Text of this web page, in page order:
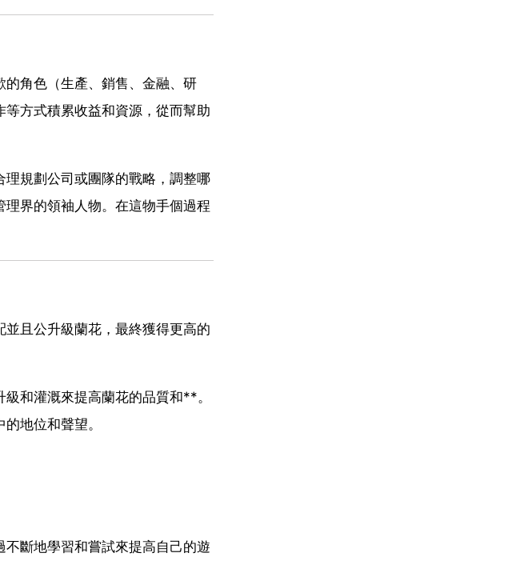
角色（生產、銷售、金融、研
方式積累收益和資源，從而幫助
規劃公司或團隊的戰略，調整哪
界的領袖人物。在這物手個過程
且公升級蘭花，最終獲得更高的
和灌溉來提高蘭花的品質和**。
地位和聲望。
斷地學習和嘗試來提高自己的遊